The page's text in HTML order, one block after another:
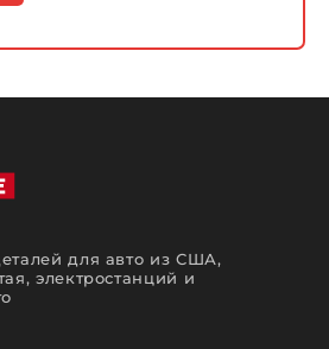
для авто из США,
электростанций и